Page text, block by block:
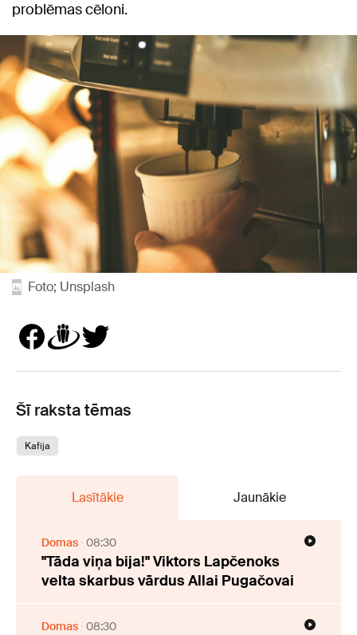
problēmas cēloni.
Foto; Unsplash
Šī raksta tēmas
Kafija
Lasītākie Jaunākie
Domas 08:30
"Tāda viņa bija!" Viktors Lapčenoks
velta skarbus vārdus Allai Pugačovai
Domas 08:30